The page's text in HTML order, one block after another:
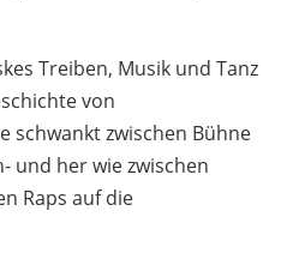
Treiben, Musik und Tanz
von
schwankt zwischen Bühne
und her wie zwischen
Raps auf die